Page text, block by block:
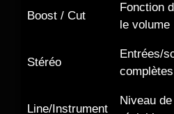
Boost / Cut
Fonction
le volume
Stéréo
Entrées/
complètes
Line/Instrument
Niveau